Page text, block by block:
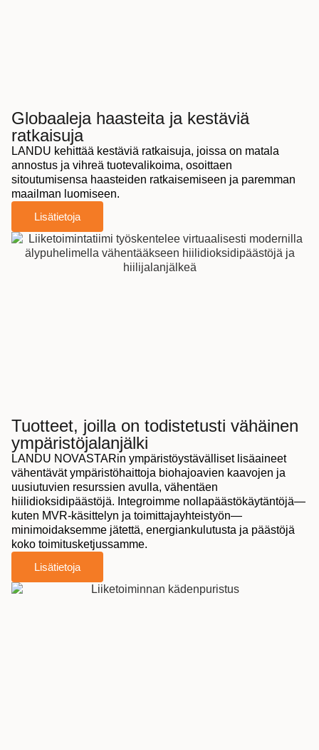
Globaaleja haasteita ja kestäviä
ratkaisuja
LANDU kehittää kestäviä ratkaisuja, joissa on matala
annostus ja vihreä tuotevalikoima, osoittaen
sitoutumisensa haasteiden ratkaisemiseen ja paremman
maailman luomiseen.
Lisätietoja
Tuotteet, joilla on todistetusti vähäinen
ympäristöjalanjälki
LANDU NOVASTARin ympäristöystävälliset lisäaineet
vähentävät ympäristöhaittoja biohajoavien kaavojen ja
uusiutuvien resurssien avulla, vähentäen
hiilidioksidipäästöjä. Integroimme nollapäästökäytäntöjä—
kuten MVR-käsittelyn ja toimittajayhteistyön—
minimoidaksemme jätettä, energiankulutusta ja päästöjä
koko toimitusketjussamme.
Lisätietoja